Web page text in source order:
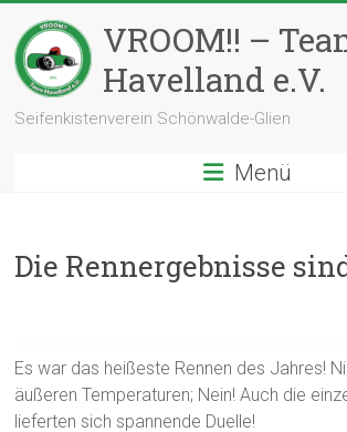
Inhalt
springen
VROOM!! –
Havelland e.V.
Seifenkistenverein Schönwalde-Glien
Menü
Die Rennergebnisse
Es war das heißeste Rennen des Jahres!
äußeren Temperaturen; Nein! Auch die
lieferten sich spannende Duelle!